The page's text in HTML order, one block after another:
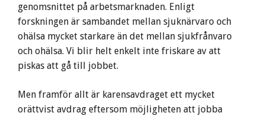
genomsnittet på arbetsmarknaden. Enligt
forskningen är sambandet mellan sjuknärvaro och
ohälsa mycket starkare än det mellan sjukfrånvaro
och ohälsa. Vi blir helt enkelt inte friskare av att
piskas att gå till jobbet.
Men framför allt är karensavdraget ett mycket
orättvist avdrag eftersom möjligheten att jobba